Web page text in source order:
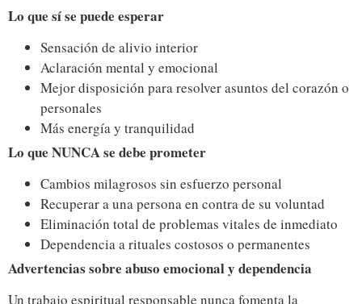
Lo que sí se puede esperar
Sensación de alivio interior
Aclaración mental y emocional
Mejor disposición para resolver asuntos del corazón o
personales
Más energía y tranquilidad
Lo que NUNCA se debe prometer
Cambios milagrosos sin esfuerzo personal
Recuperar a una persona en contra de su voluntad
Eliminación total de problemas vitales de inmediato
Dependencia a rituales costosos o permanentes
Advertencias sobre abuso emocional y dependencia
Un trabajo espiritual responsable nunca fomenta la